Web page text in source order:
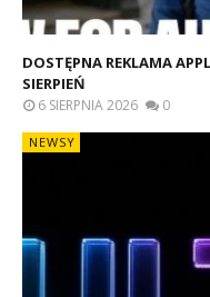
DOSTĘPNA REKLAMA
SIERPIEŃ
6 SIERPNIA 2026 0
NEWSY